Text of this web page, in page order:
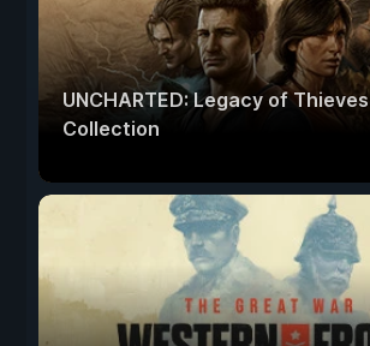
UNCHARTED: Legacy of Thieves
Collection